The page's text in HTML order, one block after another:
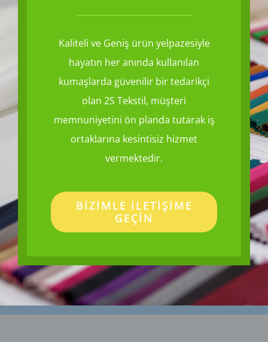
Kaliteli ve Geniş ürün yelpazesiyle
hayatın her anında kullanılan
kumaşlarda güvenilir bir tedarikçi
olan 2S Tekstil, müşteri
memnuniyetini ön planda tutarak iş
ortaklarına kesintisiz hizmet
vermektedir.
BİZİMLE İLETİŞİME
GEÇİN